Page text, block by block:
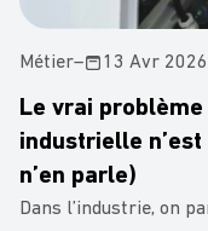
Métier– 13 Avr 2026
Le vrai
industrielle
n’en parle)
Dans l’industrie, on